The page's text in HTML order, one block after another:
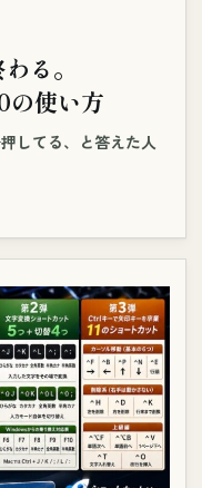
る。
使い方
してる、と答えた人